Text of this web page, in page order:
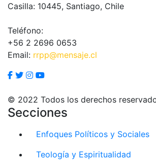
Casilla: 10445, Santiago, Chile
Teléfono:
+56 2 2696 0653
Email: rrpp@mensaje.cl
© 2022 Todos los derechos
Secciones
Enfoques Políticos y Sociales
Teología y Espiritualidad